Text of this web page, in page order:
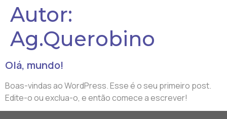
Autor:
Ag.Querobino
Olá, mundo!
Boas-vindas ao WordPress. Esse é o seu primeiro post.
Edite-o ou exclua-o, e então comece a escrever!